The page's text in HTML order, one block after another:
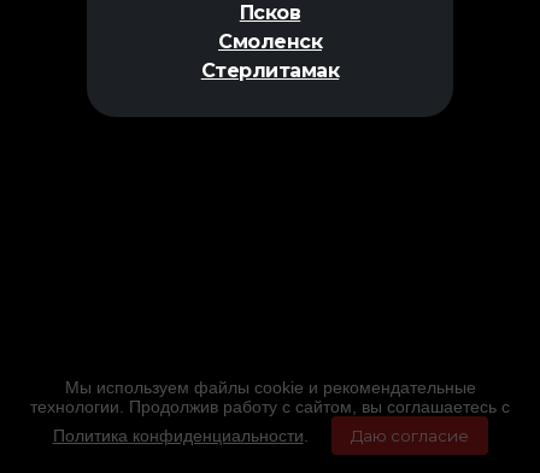
Псков
Смоленск
Стерлитамак
Мы используем файлы cookie и рекомендательные
технологии. Продолжив работу с сайтом, вы соглашаетесь с
Политика конфиденциальности
Даю согласие